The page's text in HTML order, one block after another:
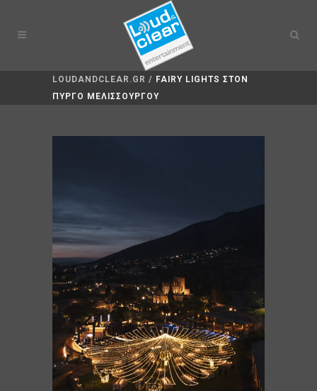
LOUDANDCLEAR.GR / FAIRY LIGHTS ΣΤΟΝ
ΠΥΡΓΟ ΜΕΛΙΣΣΟΥΡΓΟΥ